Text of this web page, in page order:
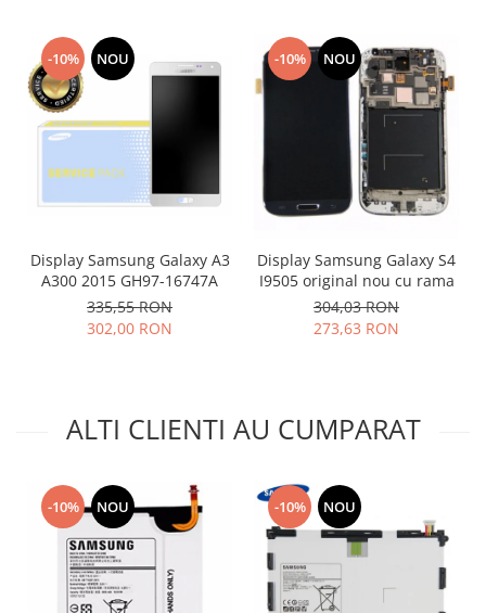
Placi de baza
Placa de baza Allview
Alcatel
Asus
HTC
LG
Nokia
Allview
Huawei
Samsung
Vodafone
-10% NOU
Display Samsung Galaxy A3
A300 2015 GH97-16747A
335,55 RON
302,00 RON
-10% NOU
Display Samsung Galaxy S4
I9505 original nou cu rama
304,03 RON
273,63 RON
ALTI CLIENTI AU CUMPARAT
-10% NOU -10% NOU